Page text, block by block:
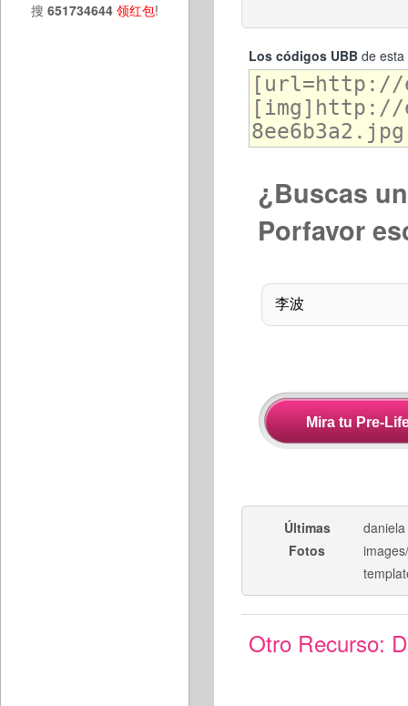
搜 651734644 领红包!
Los códigos UBBde esta
¿Buscas
Porfavor
Últimas
Fotos
daniela
Otro Recurso: